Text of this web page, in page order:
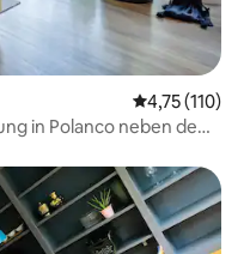
4,75 (110)
in Polanco neben dem